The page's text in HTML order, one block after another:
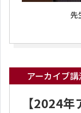
先
アーカイブ
【2024年